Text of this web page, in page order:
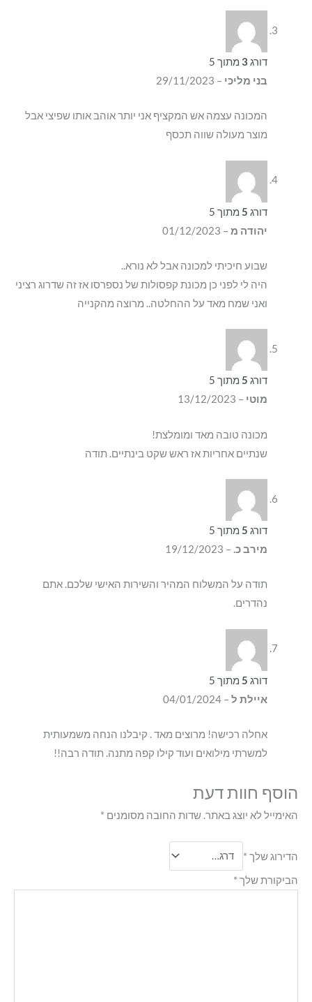
דורג 3מתוך 5
בני מליכי –
29/11/2023
המכונה עצמה אש המקציף אני יותר אוהב אותו שפיצי אבל
מוצר מעולה שווה תכסף
דורג 5מתוך 5
יהודה מ –
01/12/2023
שבוע חיכיתי למכונה אבל לא נורא..
היה לי לפני כן מכונת קפסולות של נספרסו אז זה שדרוג רציני
ואני שמח מאד על ההחלטה.. מרוצה מהקנייה
דורג 5מתוך 5
מוטי –
13/12/2023
מכונה טובה מאד ומומלצת!
שנתיים אחריות אז ראש שקט בינתיים. תודה
דורג 5מתוך 5
מירב כ. –
19/12/2023
תודה על המשלוח המהיר והשירות האישי שלכם. אתם
נהדרים.
דורג 5מתוך 5
איילת ל –
04/01/2024
אחלה רכישה! מרוצים מאד . קיבלנו הנחה משמעותית
למשרתי מילואים ועוד קילו קפה מתנה. תודה רבה!!
הוסף חוות דעת
האימייל לא יוצג באתר.שדות החובה מסומנים *
הדירוג שלך *
הביקורת שלך *